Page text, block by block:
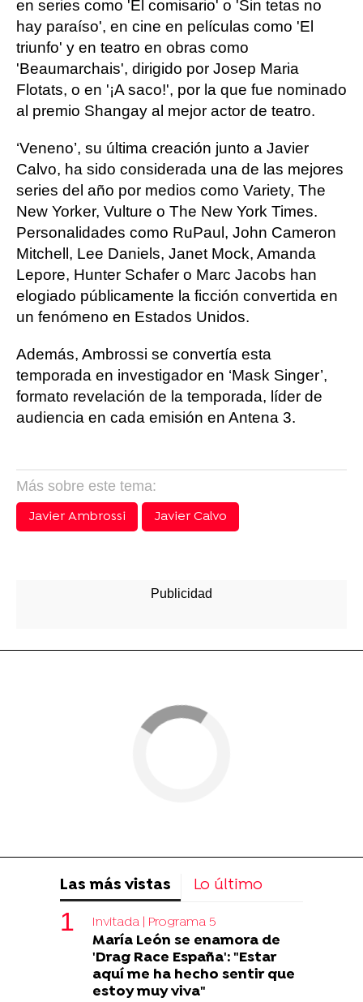
en series como 'El comisario' o 'Sin tetas no
hay paraíso', en cine en películas como 'El
triunfo' y en teatro en obras como
'Beaumarchais', dirigido por Josep Maria
Flotats, o en '¡A saco!', por la que fue nominado
al premio Shangay al mejor actor de teatro.
‘Veneno’, su última creación junto a Javier
Calvo, ha sido considerada una de las mejores
series del año por medios como Variety, The
New Yorker, Vulture o The New York Times.
Personalidades como RuPaul, John Cameron
Mitchell, Lee Daniels, Janet Mock, Amanda
Lepore, Hunter Schafer o Marc Jacobs han
elogiado públicamente la ficción convertida en
un fenómeno en Estados Unidos.
Además, Ambrossi se convertía esta
temporada en investigador en ‘Mask Singer’,
formato revelación de la temporada, líder de
audiencia en cada emisión en Antena 3.
Más sobre este tema:
Javier Ambrossi
Javier Calvo
Las más vistas Lo último
Invitada | Programa 5
María León se enamora de
'Drag Race España': "Estar
aquí me ha hecho sentir que
estoy muy viva"